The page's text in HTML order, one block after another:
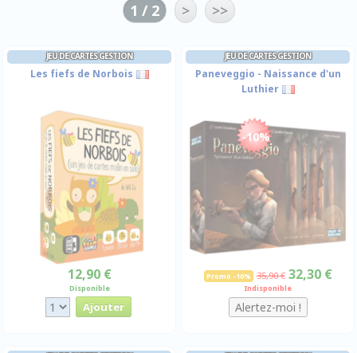
1 / 2 > >>
JEU DE CARTES GESTION
Les fiefs de Norbois
12,90 €
Disponible
JEU DE CARTES GESTION
Paneveggio - Naissance d'un
Luthier
-10%
Promo -10% 35,90 € 32,30 €
Indisponible